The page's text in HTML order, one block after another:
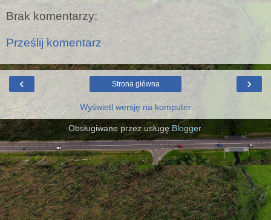
Brak komentarzy:
Prześlij komentarz
‹ ›
Strona główna
Wyświetl wersję na komputer
Obsługiwane przez usługęBlogger.